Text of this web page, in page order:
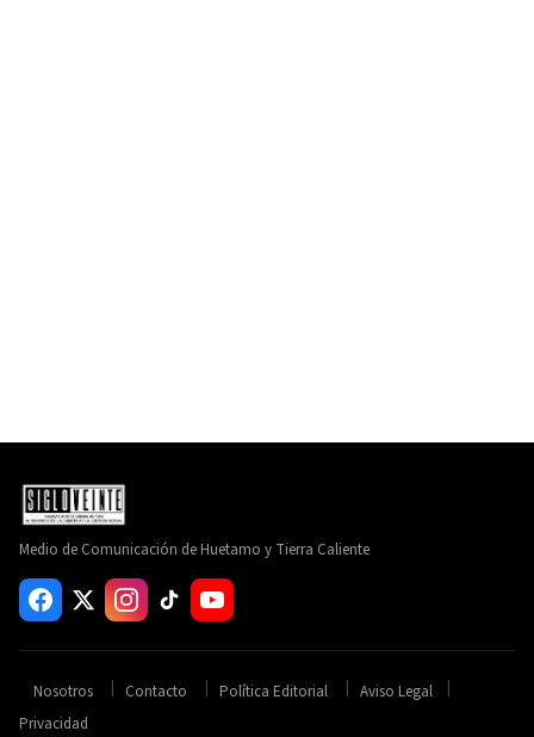
Medio de Comunicación de Huetamo y Tierra Caliente
Nosotros Contacto Política Editorial
Aviso Legal
Privacidad